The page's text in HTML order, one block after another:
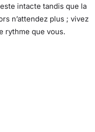
intacte tandis que la
n’attendez plus ; vivez
rythme que vous.